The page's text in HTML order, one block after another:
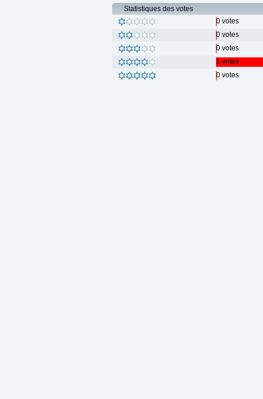
Statistiques des votes
0 votes
0 votes
0 votes
1 votes
0 votes